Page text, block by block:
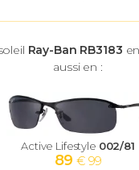
Ray-Ban RB3183
aussi en :
Active Lifestyle 002/81
89 € 99